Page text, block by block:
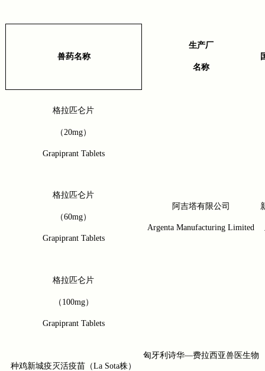
兽药名称
生产厂
名称
格拉匹仑片
（20mg）
Grapiprant Tablets
阿吉塔有限公司
Argenta Manufacturing Limited
格拉匹仑片
（60mg）
Grapiprant Tablets
格拉匹仑片
（ 100mg）
Grapiprant Tablets
种鸡新城疫灭活疫苗（La Sota株）
匈牙利诗华—费拉西亚兽医生物